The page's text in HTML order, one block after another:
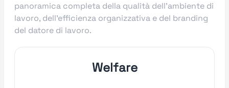
panoramica completa della qualità dell'ambiente di
lavoro, dell'efficienza organizzativa e del branding
del datore di lavoro.
Welfare